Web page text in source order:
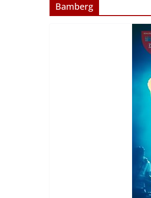
Bamberg